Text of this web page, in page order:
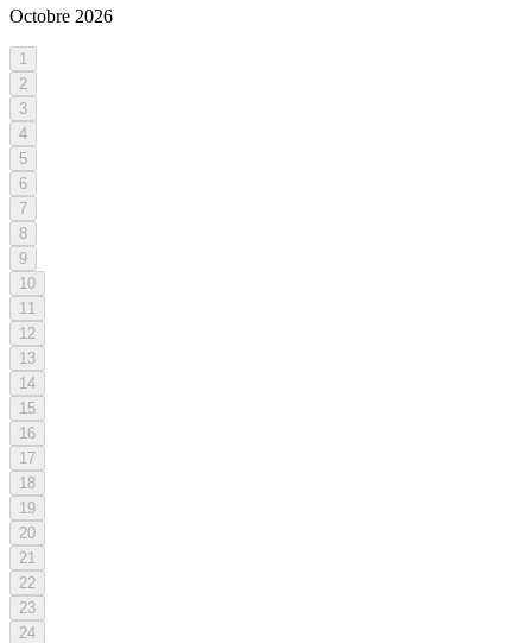
Octobre 2026
1
2
3
4
5
6
7
8
9
10
11
12
13
14
15
16
17
18
19
20
21
22
23
24